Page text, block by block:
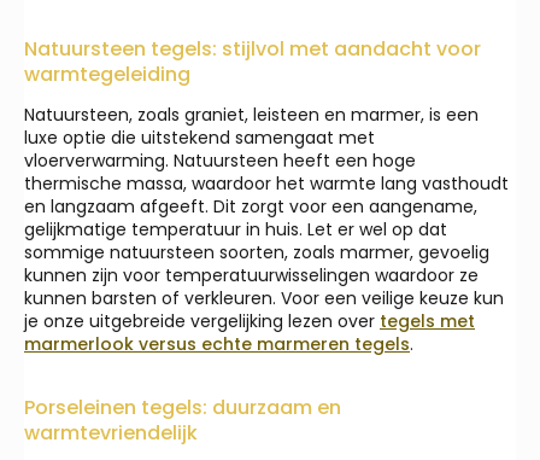
Natuursteen tegels: stijlvol met aandacht voor
warmtegeleiding
Natuursteen, zoals graniet, leisteen en marmer, is een
luxe optie die uitstekend samengaat met
vloerverwarming. Natuursteen heeft een hoge
thermische massa, waardoor het warmte lang vasthoudt
en langzaam afgeeft. Dit zorgt voor een aangename,
gelijkmatige temperatuur in huis. Let er wel op dat
sommige natuursteen soorten, zoals marmer, gevoelig
kunnen zijn voor temperatuurwisselingen waardoor ze
kunnen barsten of verkleuren. Voor een veilige keuze kun
je onze uitgebreide vergelijking lezen over tegels met
marmerlook versus echte marmeren tegels.
Porseleinen tegels: duurzaam en
warmtevriendelijk